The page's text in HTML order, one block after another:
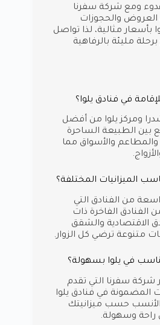
ومع شركة سفرنا
والحجوزات
بأسعار مثالية، لذا تواصل
مليئة بالرفاهية
في فنادق يلوا؟
ومركز يلوا من أفضل
بين الطبيعة الساحرة
والمطاعم والأسواق مما
الميزانيات المختلفة؟
من الفنادق التي
الفنادق الفاخرة ذات
الاقتصادية والشقق
متنوعة ترضي كل الزوار.
في يلوا بسهولة؟
سفرنا التي تقدم
في فنادق يلوا
الأنسب حسب ميزانيتك
راحة وسهولة.